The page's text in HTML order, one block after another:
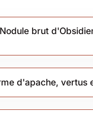
brut
d'apache, vertus